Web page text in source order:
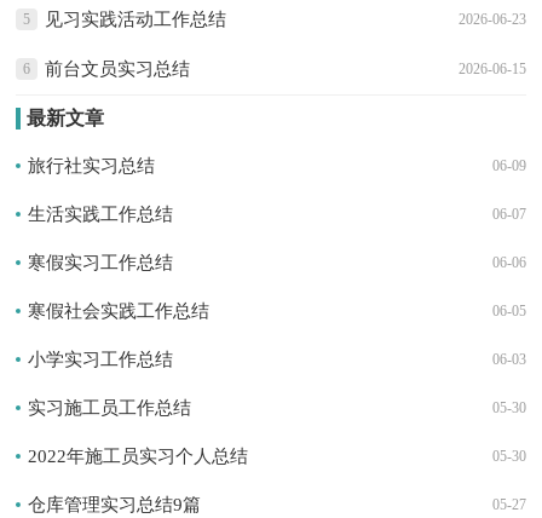
5 2026-06-23
见习实践活动工作总结
6 2026-06-15
前台文员实习总结
最新文章
06-09
旅行社实习总结
06-07
生活实践工作总结
06-06
寒假实习工作总结
06-05
寒假社会实践工作总结
06-03
小学实习工作总结
05-30
实习施工员工作总结
05-30
2022年施工员实习个人总结
05-27
仓库管理实习总结9篇